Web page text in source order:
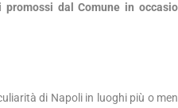
promossi dal Comune in
di Napoli in luoghi più o